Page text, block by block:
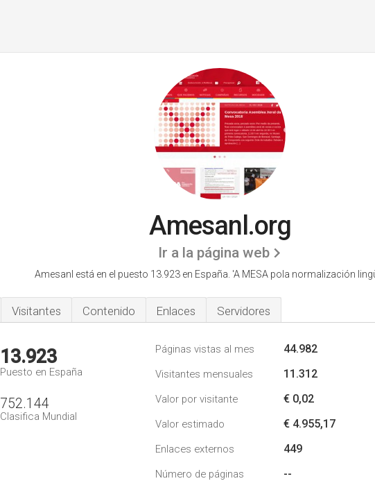
Amesanl.org
Ir a la página web
Amesanl está en el puesto 13.923 en España. 'A MESA pola normalización
Visitantes Contenido Enlaces Servidores
13.923
Puesto en España
752.144
Clasifica Mundial
Páginas vistas al mes 44.982
Visitantes mensuales 11.312
Valor por visitante € 0,02
Valor estimado € 4.955,17
Enlaces externos 449
Número de páginas --